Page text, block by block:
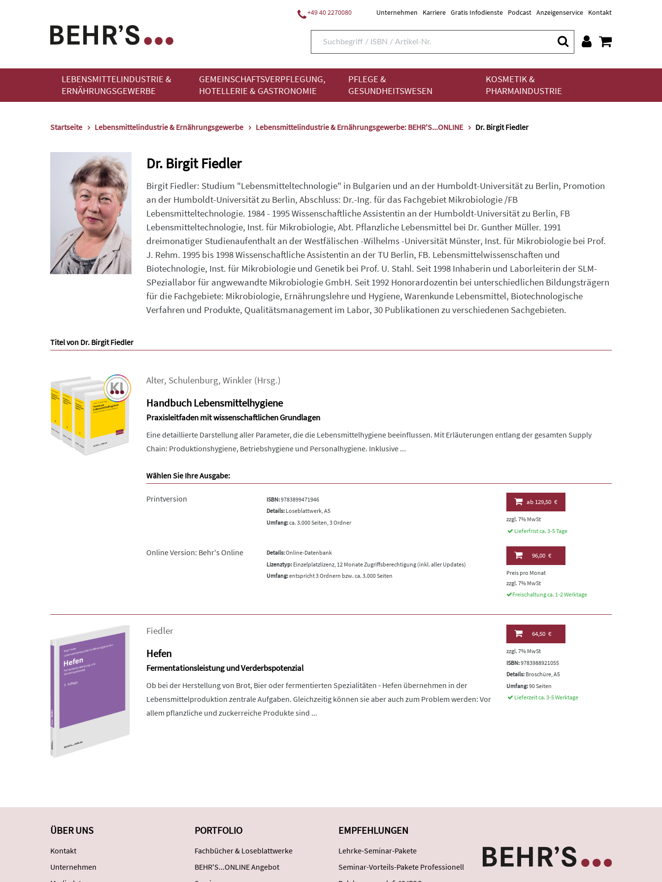
+49 40 2270080 Unternehmen Karriere Gratis Infodienste Podcast Anzeigenservice Kontakt
LEBENSMITTELINDUSTRIE &
ERNÄHRUNGSGEWERBE
GEMEINSCHAFTSVERPFLEGUNG,
HOTELLERIE & GASTRONOMIE
PFLEGE &
GESUNDHEITSWESEN
KOSMETIK &
PHARMAINDUSTRIE
Startseite Lebensmittelindustrie & Ernährungsgewerbe Lebensmittelindustrie & Ernährungsgewerbe: BEHR'S...ONLINE Dr. Birgit Fiedler
Dr. Birgit Fiedler
Birgit Fiedler: Studium "Lebensmitteltechnologie" in Bulgarien und an der Humboldt-Universität zu Berlin, Promotion
an der Humboldt-Universität zu Berlin, Abschluss: Dr.-Ing. für das Fachgebiet Mikrobiologie /FB
Lebensmitteltechnologie. 1984 - 1995 Wissenschaftliche Assistentin an der Humboldt-Universität zu Berlin, FB
Lebensmitteltechnologie, Inst. für Mikrobiologie, Abt. Pflanzliche Lebensmittel bei Dr. Gunther Müller. 1991
dreimonatiger Studienaufenthalt an der Westfälischen -Wilhelms -Universität Münster, Inst. für Mikrobiologie bei Prof.
J. Rehm. 1995 bis 1998 Wissenschaftliche Assistentin an der TU Berlin, FB. Lebensmittelwissenschaften und
Biotechnologie, Inst. für Mikrobiologie und Genetik bei Prof. U. Stahl. Seit 1998 Inhaberin und Laborleiterin der SLM-
SPeziallabor für angwewandte Mikrobiologie GmbH. Seit 1992 Honorardozentin bei unterschiedlichen Bildungsträgern
für die Fachgebiete: Mikrobiologie, Ernährungslehre und Hygiene, Warenkunde Lebensmittel, Biotechnologische
Verfahren und Produkte, Qualitätsmanagement im Labor, 30 Publikationen zu verschiedenen Sachgebieten.
Titel von Dr. Birgit Fiedler
Alter, Schulenburg, Winkler (Hrsg.)
Handbuch Lebensmittelhygiene
Praxisleitfaden mit wissenschaftlichen Grundlagen
Eine detaillierte Darstellung aller Parameter, die die Lebensmittelhygiene beeinflussen. Mit Erläuterungen entlang der gesamten Supply
Chain: Produktionshygiene, Betriebshygiene und Personalhygiene. Inklusive ...
Wählen Sie Ihre Ausgabe:
Printversion ISBN:9783899471946
Details:Loseblattwerk, A5
Umfang:ca. 3.000 Seiten, 3 Ordner
ab129,50 €
zzgl. 7% MwSt
Lieferfrist ca. 3-5 Tage
Online Version: Behr's Online Details:Online-Datenbank
Lizenztyp:Einzelplatzlizenz, 12 Monate Zugriffsberechtigung (inkl. aller Updates)
Umfang:entspricht 3 Ordnern bzw. ca. 3.000 Seiten
96,00 €
Preis pro Monat
zzgl. 7% MwSt
Freischaltung ca. 1-2 Werktage
Fiedler
Hefen
Fermentationsleistung und Verderbspotenzial
Ob bei der Herstellung von Brot, Bier oder fermentierten Spezialitäten - Hefen übernehmen in der
Lebensmittelproduktion zentrale Aufgaben. Gleichzeitig können sie aber auch zum Problem werden: Vor
allem pflanzliche und zuckerreiche Produkte sind ...
64,50 €
zzgl. 7% MwSt
ISBN:9783988921055
Details: Broschüre, A5
Umfang:90 Seiten
Lieferzeit ca. 3-5 Werktage
ÜBER UNS
Kontakt
Unternehmen
PORTFOLIO
Fachbücher & Loseblattwerke
BEHR'S...ONLINE Angebot
EMPFEHLUNGEN
Lehrke-Seminar-Pakete
Seminar-Vorteils-Pakete Professionell